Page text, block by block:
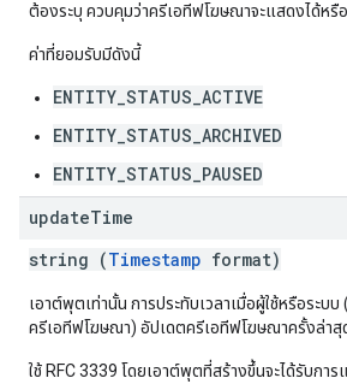
ต้องระบุ ควบคุมว่าครีเอทีฟโฆษณาจะแสดงได้หรื
ค่าที่ยอมรับมีดังนี้
ENTITY_STATUS_ACTIVE
ENTITY_STATUS_ARCHIVED
ENTITY_STATUS_PAUSED
updateTime
string (Timestamp format)
เอาต์พุตเท่านั้น การประทับเวลาเมื่อผู้ใช้หรือระบ
ครีเอทีฟโฆษณา) อัปเดตครีเอทีฟโฆษณาครั้งล่าสุ
ใช้ RFC 3339 โดยเอาต์พุตที่สร้างขึ้นจะได้รับกา